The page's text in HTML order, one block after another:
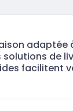
adaptée
solutions de
facilitent